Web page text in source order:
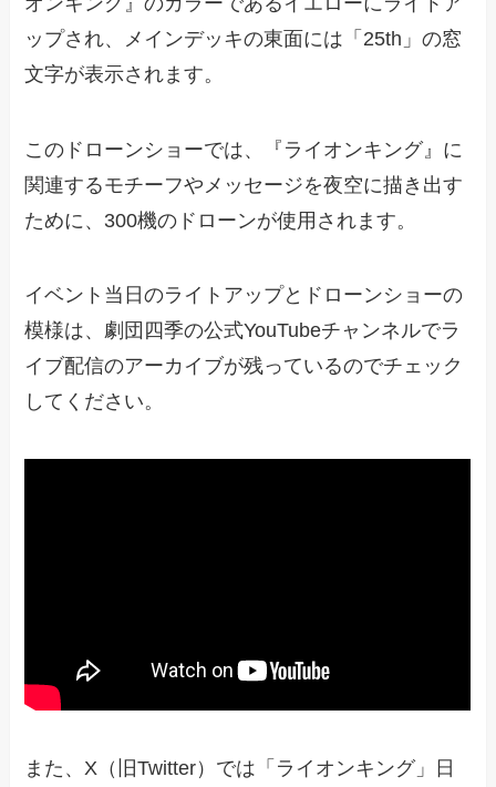
ップされ、メインデッキの東面には「25th」の窓
文字が表示されます。
このドローンショーでは、『ライオンキング』に
関連するモチーフやメッセージを夜空に描き出す
ために、300機のドローンが使用されます。
イベント当日のライトアップとドローンショーの
模様は、劇団四季の公式YouTubeチャンネルでラ
イブ配信のアーカイブが残っているのでチェック
してください。
また、X（旧Twitter）では「ライオンキング」日